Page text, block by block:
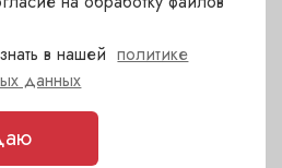
Статьи о вине
в нашейполитике
данных